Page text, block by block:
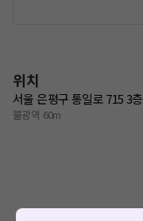
위치
서울 은평구 통일로 715 3층
불광역 60m